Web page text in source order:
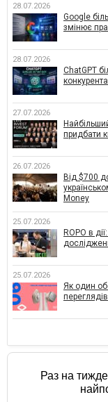
28.07.2026
Google
змінює
28.07.2026
ChatGPT
27.07.2026
придбати
26.07.2026
Від $700
Money
25.07.2026
ROPO в
25.07.2026
Як один
переглядів
Раз на